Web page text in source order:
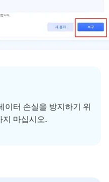
이터 손실을 방지하기 위
마십시오.